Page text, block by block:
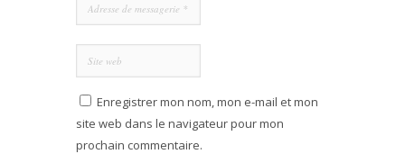
Enregistrer mon nom, mon e-mail et mon
site web dans le navigateur pour mon
prochain commentaire.